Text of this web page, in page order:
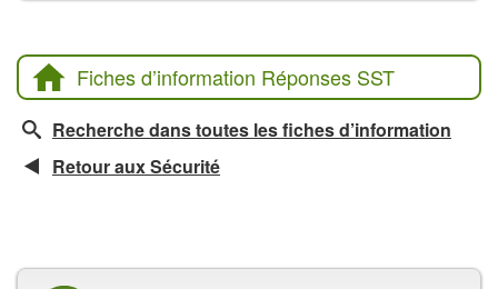
Fiches d’information Réponses SST
Recherche dans toutes les fiches d’information
Retour aux Sécurité